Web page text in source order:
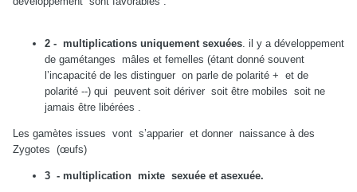
2 - multiplications uniquement sexuées. il y a développement
de gamétanges mâles et femelles (étant donné souvent
l’incapacité de les distinguer on parle de polarité + et de
polarité --) qui peuvent soit dériver soit être mobiles soit ne
jamais être libérées .
Les gamètes issues vont s’apparier et donner naissance à des
Zygotes (œufs)
3 - multiplication mixte sexuée et asexuée.